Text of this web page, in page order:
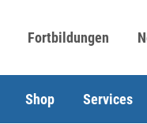
Fortbildungen
Shop Services